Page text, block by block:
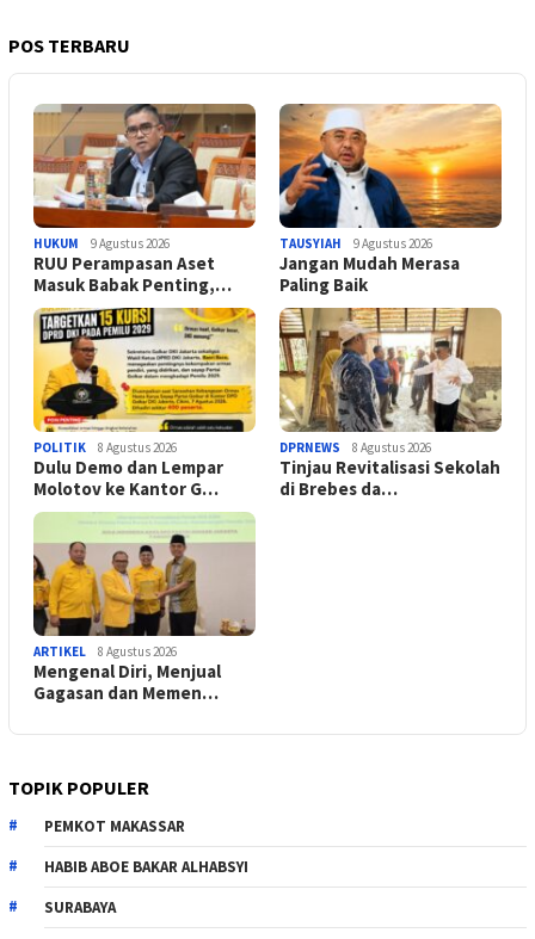
POS TERBARU
HUKUM 9 Agustus 2026
RUU Perampasan Aset
Masuk Babak Penting,…
TAUSYIAH 9 Agustus 2026
Jangan Mudah Merasa
Paling Baik
POLITIK 8 Agustus 2026
Dulu Demo dan Lempar
Molotov ke Kantor G…
DPRNEWS 8 Agustus 2026
Tinjau Revitalisasi Sekolah
di Brebes da…
ARTIKEL 8 Agustus 2026
Mengenal Diri, Menjual
Gagasan dan Memen…
TOPIK POPULER
PEMKOT MAKASSAR
HABIB ABOE BAKAR ALHABSYI
SURABAYA